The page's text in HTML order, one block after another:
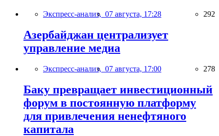
Экспресс-анализ, 07 августа, 17:28 292
Азербайджан централизует
управление медиа
Экспресс-анализ, 07 августа, 17:00 278
Баку превращает инвестиционный
форум в постоянную платформу
для привлечения ненефтяного
капитала